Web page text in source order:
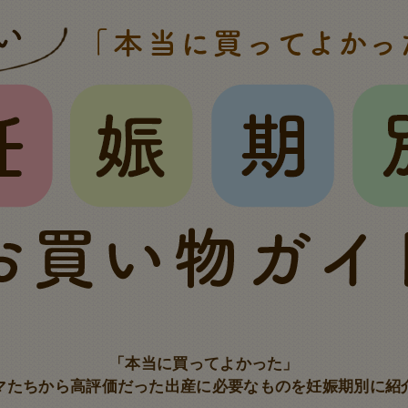
「本当に買ってよかった」
たちから高評価だった出産に必要なものを妊娠期別に紹